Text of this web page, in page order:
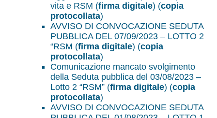
vita e RSM (firma digitale) (copia
protocollata)
AVVISO DI CONVOCAZIONE SEDUTA
PUBBLICA DEL 07/09/2023 – LOTTO 2
“RSM (firma digitale) (copia
protocollata)
Comunicazione mancato svolgimento
della Seduta pubblica del 03/08/2023 –
Lotto 2 “RSM” (firma digitale) (copia
protocollata)
AVVISO DI CONVOCAZIONE SEDUTA